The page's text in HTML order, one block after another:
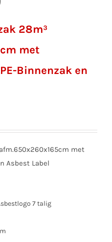
28m³
met
Binnenzak en
met
Asbest Label
7 talig